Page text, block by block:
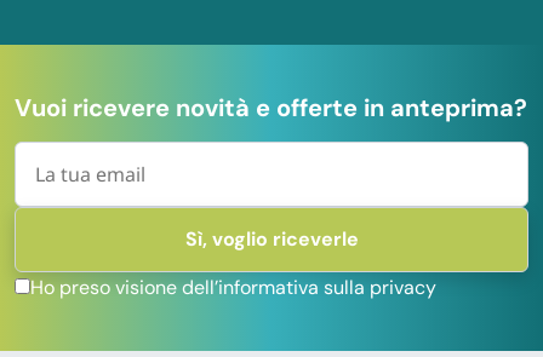
Vuoi ricevere novità e offerte in anteprima?
Ho preso visione dell’informativa sulla privacy